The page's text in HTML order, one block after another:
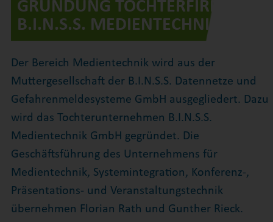
GRÜNDUNG TOCHTERFIRMA
B.I.N.S.S. MEDIENTECHNIK
Der Bereich Medientechnik wird aus der
Muttergesellschaft der B.I.N.S.S. Datennetze und
Gefahrenmeldesysteme GmbH ausgegliedert. Dazu
wird das Tochterunternehmen B.I.N.S.S.
Medientechnik GmbH gegründet. Die
Geschäftsführung des Unternehmens für
Medientechnik, Systemintegration, Konferenz-,
Präsentations- und Veranstaltungstechnik
übernehmen Florian Rath und Gunther Rieck.